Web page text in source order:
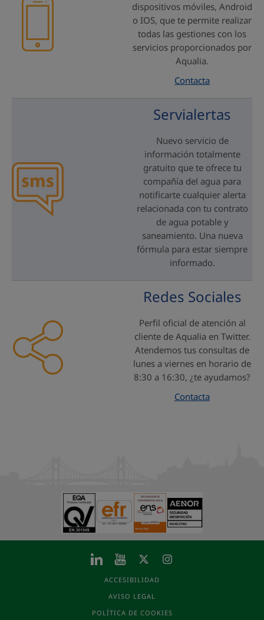
dispositivos móviles, Android
o IOS, que te permite realizar
todas las gestiones con los
servicios proporcionados por
Aqualia.
Contacta
Servialertas
Nuevo servicio de
información totalmente
gratuito que te ofrece tu
compañía del agua para
notificarte cualquier alerta
relacionada con tu contrato
de agua potable y
saneamiento. Una nueva
fórmula para estar siempre
informado.
Redes Sociales
Perfil oficial de atención al
cliente de Aqualia en Twitter.
Atendemos tus consultas de
lunes a viernes en horario de
8:30 a 16:30, ¿te ayudamos?
Contacta
ACCESIBILIDAD
AVISO LEGAL
POLÍTICA DE COOKIES